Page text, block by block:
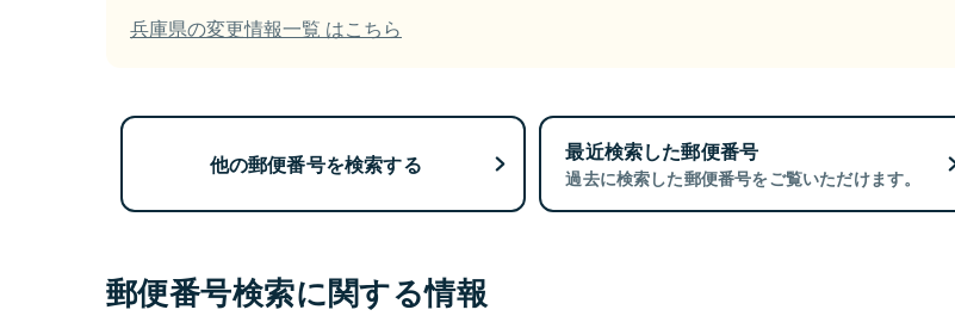
兵庫県の変更情報一覧 はこちら
他の郵便番号を検索する 最近検索した郵便番号
過去に検索した郵便番号をご覧いただけます。
郵便番号検索に関する情報